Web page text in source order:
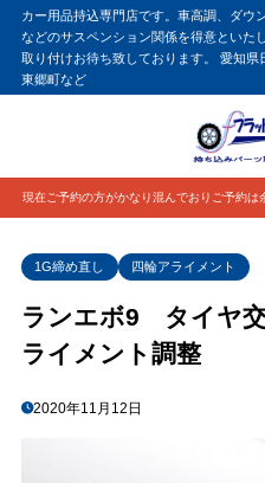
カー用品持込専門店です。車高調、ダウ
などのサスペンション関係を得意といた
取り付けお待ち致しております。 愛知県
東郷町など
現在ご予約の方がかなり混んでおりご予約は
1G締め直し 四輪アライメント
ランエボ9 タイヤ
ライメント調整
2020年11月12日